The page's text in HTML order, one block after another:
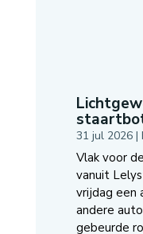
31 jul 2026|
Vlak voor
vanuit
vrijdag een
andere
gebeurde